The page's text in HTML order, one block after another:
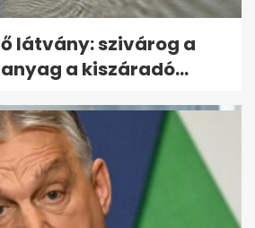
új kapcsolat alakulását a
felfázás is...
látvány: szivárog a
a kiszáradó...